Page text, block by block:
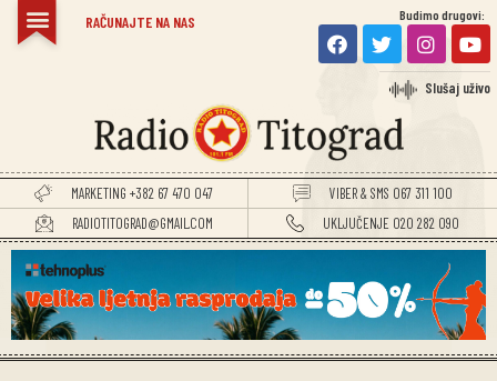
RAČUNAJTE NA NAS Budimo drugovi:
Slušaj uživo
MARKETING +382 67 470 047
VIBER & SMS 067 311 100
RADIOTITOGRAD@GMAIL.COM
UKLJUČENJE 020 282 090